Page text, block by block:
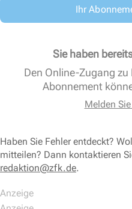
Ihr
Sie haben
Den Online-Zugang
Abonnement
Melden
Haben Sie Fehler entdeckt?
mitteilen? Dann kontaktieren
redaktion@zfk.de.